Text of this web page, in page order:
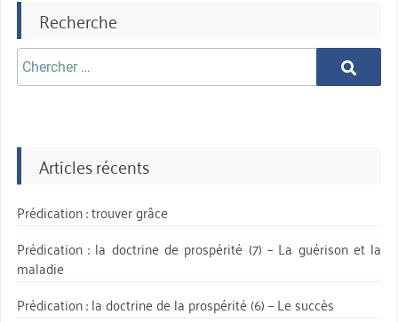
Recherche
Chercher
aprè:
Chercher
Articles récents
Prédication : trouver grâce
Prédication : la doctrine de prospérité (7) – La guérison et la
maladie
Prédication : la doctrine de la prospérité (6) – Le succès